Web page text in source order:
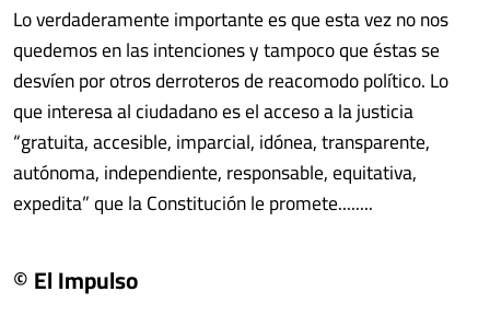
Lo verdaderamente importante es que esta vez no nos
quedemos en las intenciones y tampoco que éstas se
desvíen por otros derroteros de reacomodo político. Lo
que interesa al ciudadano es el acceso a la justicia
“gratuita, accesible, imparcial, idónea, transparente,
autónoma, independiente, responsable, equitativa,
expedita” que la Constitución le promete........
© El Impulso